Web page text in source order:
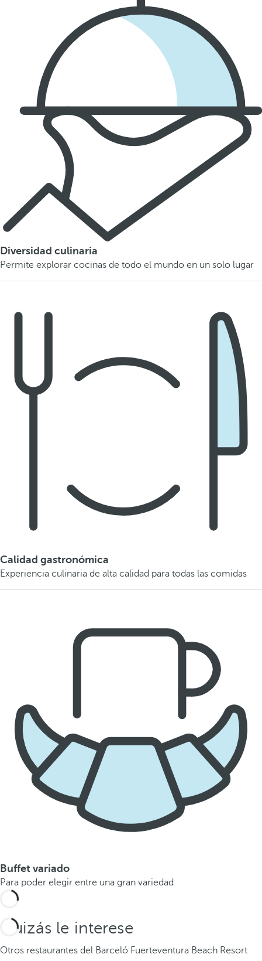
Diversidad culinaria
Permite explorar cocinas de todo el mundo en un solo lugar
Calidad gastronómica
Experiencia culinaria de alta calidad para todas las comidas
Buffet variado
Para poder elegir entre una gran variedad
Quizás le interese
Otros restaurantes del Barceló Fuerteventura Beach Resort